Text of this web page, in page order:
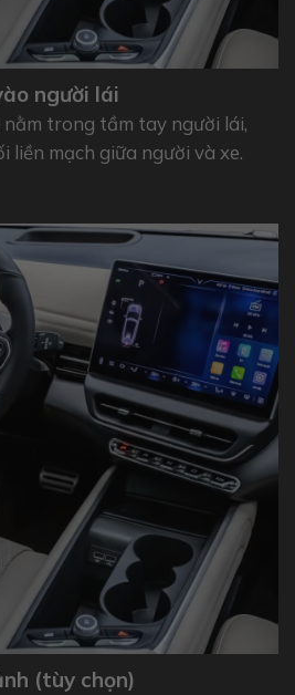
người lái
trong tầm tay người lái,
liền mạch giữa người và xe.
(tùy chọn)